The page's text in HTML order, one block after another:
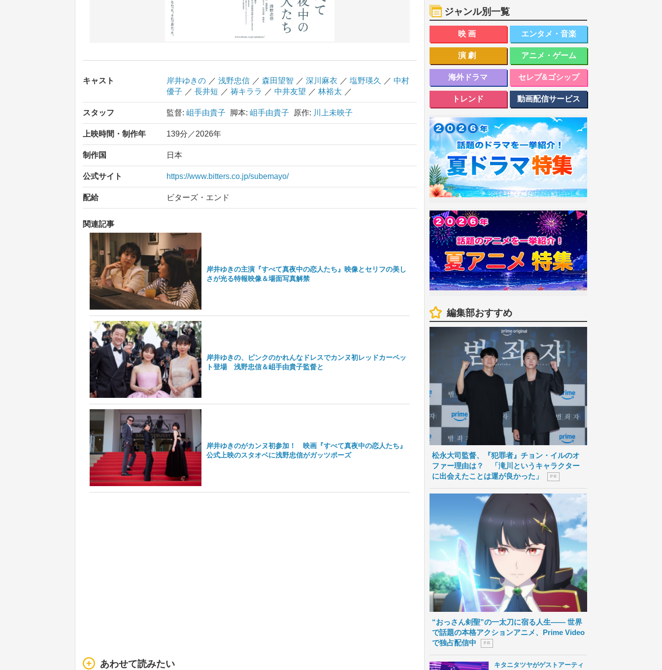
キャスト 岸井ゆきの ／ 浅野忠信 ／ 森田望智 ／ 深川麻衣 ／ 塩野瑛久 ／ 中村
優子 ／ 長井短 ／ 祷キララ ／ 中井友望 ／ 林裕太 ／
スタッフ 監督: 岨手由貴子 脚本: 岨手由貴子 原作: 川上未映子
上映時間・制作年 139分／2026年
制作国 日本
公式サイト https://www.bitters.co.jp/subemayo/
配給 ビターズ・エンド
関連記事
岸井ゆきの主演『すべて真夜中の恋人たち』映像とセリフの美し
さが光る特報映像＆場面写真解禁
岸井ゆきの、ピンクのかれんなドレスでカンヌ初レッドカーペッ
ト登場 浅野忠信＆岨手由貴子監督と
岸井ゆきのがカンヌ初参加！ 映画『すべて真夜中の恋人たち』
公式上映のスタオベに浅野忠信がガッツポーズ
あわせて読みたい
ジャンル別一覧
映画 エンタメ・音楽
演劇 アニメ・ゲーム
海外ドラマ セレブ&ゴシップ
トレンド 動画配信サービス
編集部おすすめ
松永大司監督、『犯罪者』チョン・イルのオ
ファー理由は？ 「滝川というキャラクター
に出会えたことは運が良かった」
P R
“おっさん剣聖”の一太刀に宿る人生―― 世界
で話題の本格アクションアニメ、Prime Video
で独占配信中
P R
キタニタツヤがゲストアーティ